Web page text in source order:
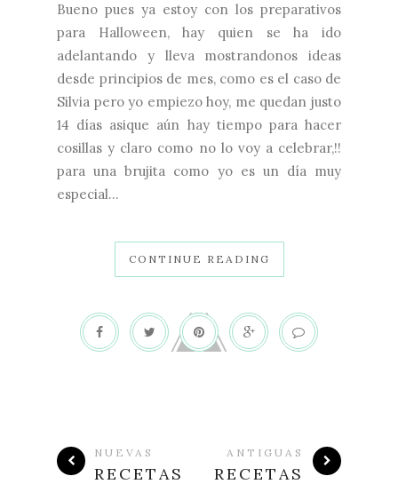
Bueno pues ya estoy con los preparativos
para Halloween, hay quien se ha ido
adelantando y lleva mostrandonos ideas
desde principios de mes, como es el caso de
Silvia pero yo empiezo hoy, me quedan justo
14 días asique aún hay tiempo para hacer
cosillas y claro como no lo voy a celebrar,!!
para una brujita como yo es un día muy
especial...
CONTINUE READING
NUEVAS
RECETAS
ANTIGUAS
RECETAS